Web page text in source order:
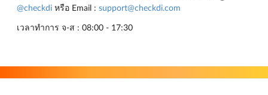
@checkdi หรือ Email : support@checkdi.com
เวลาทำการ จ-ส : 08:00 - 17:30